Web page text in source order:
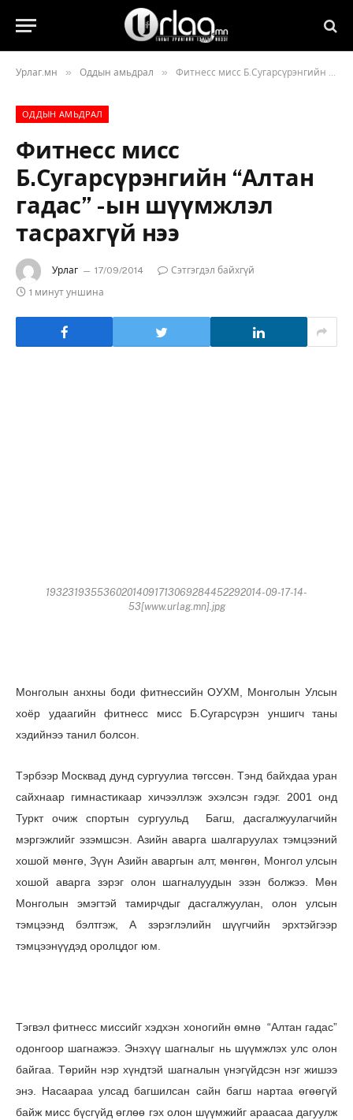
Урлаг.мн » Оддын амьдрал » Фитнесс мисс Б.Сугарсүрэнгийн “Алтан гадас” -ын шүүмжлэл тасрахгүй нээ
ОДДЫН АМЬДРАЛ
Фитнесс мисс
Б.Сугарсүрэнгийн “Алтан
гадас” -ын шүүмжлэл
тасрахгүй нээ
Урлаг 17/09/2014
Сэтгэгдэл байхгүй
1 минут уншина
19323193553602014091713069284452292014-09-17-14-
53[www.urlag.mn].jpg
Монголын анхны боди фитнессийн ОУХМ, Монголын Улсын
хоёр удаагийн фитнесс мисс Б.Сугарсүрэн уншигч таны
хэдийнээ танил болсон.
Тэрбээр Москвад дунд сургуулиа төгссөн. Тэнд байхдаа уран
сайхнаар гимнастикаар хичээллэж эхэлсэн гэдэг. 2001 онд
Туркт очиж спортын сургуульд Багш, дасгалжуулагчийн
мэргэжлийг эзэмшсэн. Азийн аварга шалгаруулах тэмцээний
хошой мөнгө, Зүүн Азийн аваргын алт, мөнгөн, Монгол улсын
хошой аварга зэрэг олон шагналуудын эзэн болжээ. Мөн
Монголын эмэгтэй тамирчдыг дасгалжуулан, олон улсын
тэмцээнд бэлтгэж, А зэрэглэлийн шүүгчийн эрхтэйгээр
тэмцээнүүдэд оролцдог юм.
Тэгвэл фитнесс миссийг хэдхэн хоногийн өмнө “Алтан гадас”
одонгоор шагнажээ. Энэхүү шагналыг нь шүүмжлэх улс олон
байгаа. Төрийн нэр хүндтэй шагналын үнэгүйдсэн нэг жишээ
энэ. Насаараа улсад багшилсан сайн багш нартаа өгөөгүй
байж мисс бүсгүйд өглөө гэх олон шүүмжийг араасаа дагуулж